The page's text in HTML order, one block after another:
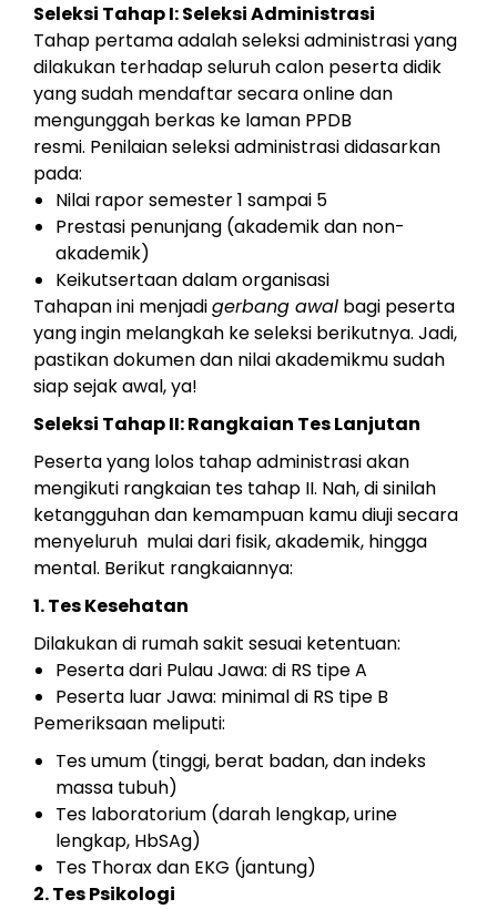
Seleksi Tahap I: Seleksi Administrasi
Tahap pertama adalah seleksi administrasi yang
dilakukan terhadap seluruh calon peserta didik
yang sudah mendaftar secara online dan
mengunggah berkas ke laman PPDB
resmi. Penilaian seleksi administrasi didasarkan
pada:
Nilai rapor semester 1 sampai 5
Prestasi penunjang (akademik dan non-
akademik)
Keikutsertaan dalam organisasi
Tahapan ini menjadigerbang awal bagi peserta
yang ingin melangkah ke seleksi berikutnya. Jadi,
pastikan dokumen dan nilai akademikmu sudah
siap sejak awal, ya!
Seleksi Tahap II: Rangkaian Tes Lanjutan
Peserta yang lolos tahap administrasi akan
mengikuti rangkaian tes tahap II. Nah, di sinilah
ketangguhan dan kemampuan kamu diuji secara
menyeluruh mulai dari fisik, akademik, hingga
mental. Berikut rangkaiannya:
1. Tes Kesehatan
Dilakukan di rumah sakit sesuai ketentuan:
Peserta dari Pulau Jawa: di RS tipe A
Peserta luar Jawa: minimal di RS tipe B
Pemeriksaan meliputi:
Tes umum (tinggi, berat badan, dan indeks
massa tubuh)
Tes laboratorium (darah lengkap, urine
lengkap, HbSAg)
Tes Thorax dan EKG (jantung)
2. Tes Psikologi